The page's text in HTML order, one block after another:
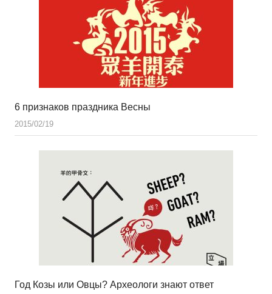
6 признаков праздника Весны
2015/02/19
Год Козы или Овцы? Археологи знают ответ